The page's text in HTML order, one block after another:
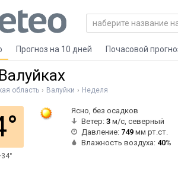
Прогноз на 10 дней Почасовой
область Валуйки Неделя
Ясно, без осадков
Ветер: 3 м/с, северный
Давление: 749 мм рт.ст.
Влажность воздуха: 40%